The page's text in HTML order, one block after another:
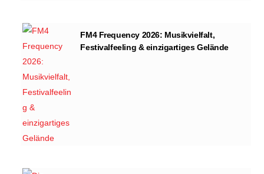
FM4 Frequency 2026: Musikvielfalt,
Festivalfeeling & einzigartiges Gelände